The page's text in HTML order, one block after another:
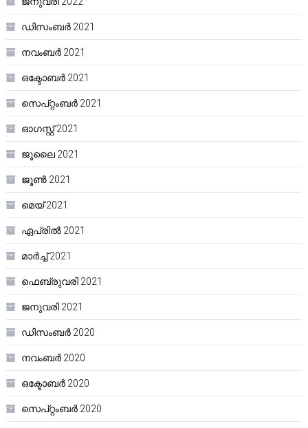
ഡിസംബർ 2021
നവംബർ 2021
ഒക്ടോബർ 2021
സെപ്റ്റംബർ 2021
ഓഗസ്റ്റ്‌ 2021
ജൂലൈ 2021
ജൂൺ 2021
മെയ്‌ 2021
ഏപ്രിൽ 2021
മാർച്ച്‌ 2021
ഫെബ്രുവരി 2021
ജനുവരി 2021
ഡിസംബർ 2020
നവംബർ 2020
ഒക്ടോബർ 2020
സെപ്റ്റംബർ 2020